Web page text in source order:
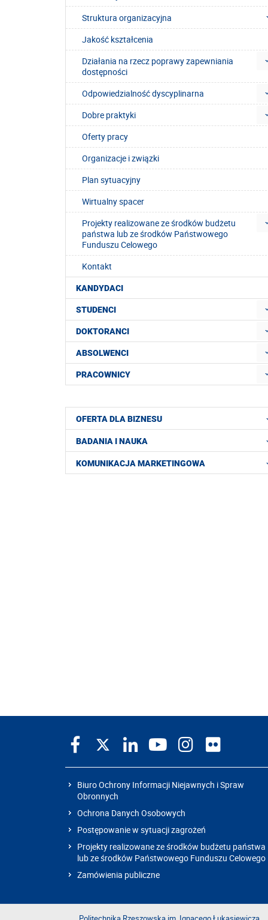
Struktura organizacyjna
Jakość kształcenia
Działania na rzecz poprawy zapewniania
dostępności
Odpowiedzialność dyscyplinarna
Dobre praktyki
Oferty pracy
Organizacje i związki
Plan sytuacyjny
Wirtualny spacer
Projekty realizowane ze środków budżetu
państwa lub ze środków Państwowego
Funduszu Celowego
Kontakt
KANDYDACI
STUDENCI
DOKTORANCI
ABSOLWENCI
PRACOWNICY
OFERTA DLA BIZNESU
BADANIA I NAUKA
KOMUNIKACJA MARKETINGOWA
Biuro Ochrony Informacji Niejawnych i Spraw
Obronnych
Ochrona Danych Osobowych
Postępowanie w sytuacji zagrożeń
Projekty realizowane ze środków budżetu państwa
lub ze środków Państwowego Funduszu Celowego
Zamówienia publiczne